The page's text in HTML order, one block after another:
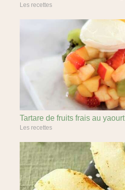
Les recettes
Tartare de fruits frais au yaourt
Les recettes